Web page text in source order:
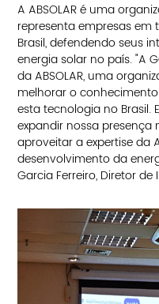
A ABSOLAR é uma
representa empresas
Brasil, defendendo seus
energia solar no país. "A
da ABSOLAR, uma
melhorar o
esta tecnologia no Brasil.
expandir nossa
aproveitar a expertise da
desenvolvimento da
Garcia Ferreiro, Diretor de